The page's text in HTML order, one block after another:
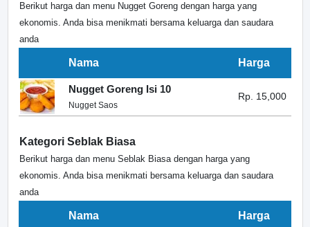
Berikut harga dan menu Nugget Goreng dengan harga yang
ekonomis. Anda bisa menikmati bersama keluarga dan saudara
anda
Nama Harga
Nugget Goreng Isi 10
Nugget Saos
Rp. 15,000
Kategori Seblak Biasa
Berikut harga dan menu Seblak Biasa dengan harga yang
ekonomis. Anda bisa menikmati bersama keluarga dan saudara
anda
Nama Harga